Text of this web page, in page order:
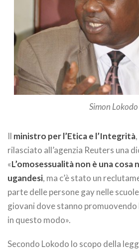
Simon Lokodo
Il ministro per l’Etica e l’Integrità
rilasciato all’agenzia Reuters una
«L’omosessualità non è una cosa
ugandesi, ma c’è stato un
parte delle persone gay nelle
giovani dove stanno promuovendo
in questo modo».
Secondo Lokodo lo scopo della